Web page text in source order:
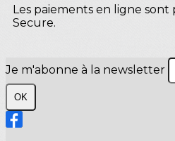
Les paiements en ligne sont
Secure.
Je m'abonne à la newsletter
OK